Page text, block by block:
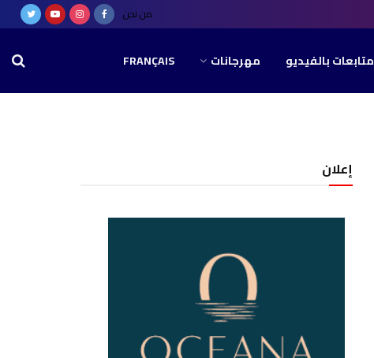
من نحن
متابعات بالفيديو مهرجانات FRANÇAIS
إعلان